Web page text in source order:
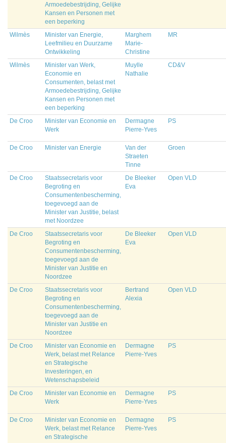
Armoedebestrijding, Gelijke
Kansen en Personen met
een beperking
Wilmès
Minister van Energie,
Leefmilieu en Duurzame
Ontwikkeling
Marghem
Marie-
Christine
MR
Wilmès
Minister van Werk,
Economie en
Consumenten, belast met
Armoedebestrijding, Gelijke
Kansen en Personen met
een beperking
Muylle
Nathalie
CD&V
De Croo
Minister van Economie en
Werk
Dermagne
Pierre-Yves
PS
De Croo Minister van Energie
Van der
Straeten
Tinne
Groen
De Croo
Staatssecretaris voor
Begroting en
Consumentenbescherming,
toegevoegd aan de
Minister van Justitie, belast
met Noordzee
De Bleeker
Eva
Open VLD
De Croo
Staatssecretaris voor
Begroting en
Consumentenbescherming,
toegevoegd aan de
Minister van Justitie en
Noordzee
De Bleeker
Eva
Open VLD
De Croo
Staatssecretaris voor
Begroting en
Consumentenbescherming,
toegevoegd aan de
Minister van Justitie en
Noordzee
Bertrand
Alexia
Open VLD
De Croo
Minister van Economie en
Werk, belast met Relance
en Strategische
Investeringen, en
Wetenschapsbeleid
Dermagne
Pierre-Yves
PS
De Croo
Minister van Economie en
Werk
Dermagne
Pierre-Yves
PS
De Croo
Minister van Economie en
Werk, belast met Relance
en Strategische
Dermagne
Pierre-Yves
PS